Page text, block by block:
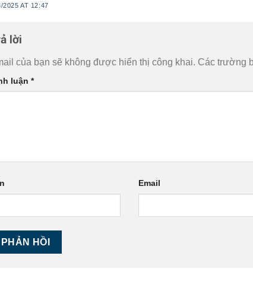
2025 AT 12:47
lời
của bạn sẽ không được hiển thị công khai. Các trường
luận *
Email